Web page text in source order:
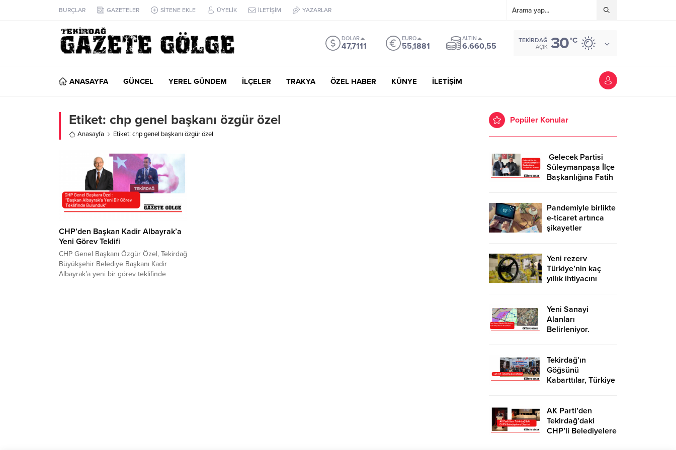
BURÇLAR GAZETELER SİTENE EKLE ÜYELİK İLETİŞİM YAZARLAR
DOLAR
47,7111
EURO
55,1881
ALTIN
6.660,55
TEKIRDAĞ
AÇIK 30°C
ANASAYFA GÜNCEL YEREL GÜNDEM İLÇELER TRAKYA ÖZEL HABER KÜNYE İLETİŞİM
Etiket: chp genel başkanı özgür özel
Anasayfa Etiket: chp genel başkanı özgür özel
CHP’den Başkan Kadir Albayrak’a
Yeni Görev Teklifi
CHP Genel Başkanı Özgür Özel, Tekirdağ
Büyükşehir Belediye Başkanı Kadir
Albayrak’a yeni bir görev teklifinde
Popüler Konular
Gelecek Partisi
Süleymanpaşa İlçe
Başkanlığına Fatih
Pandemiyle birlikte
e-ticaret artınca
şikayetler
Yeni rezerv
Türkiye’nin kaç
yıllık ihtiyacını
Yeni Sanayi
Alanları
Belirleniyor.
Tekirdağ’ın
Göğsünü
Kabarttılar, Türkiye
AK Parti’den
Tekirdağ’daki
CHP’li Belediyelere